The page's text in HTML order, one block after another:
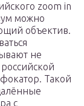
zoom in
можно
объектив.
не
Такой
с